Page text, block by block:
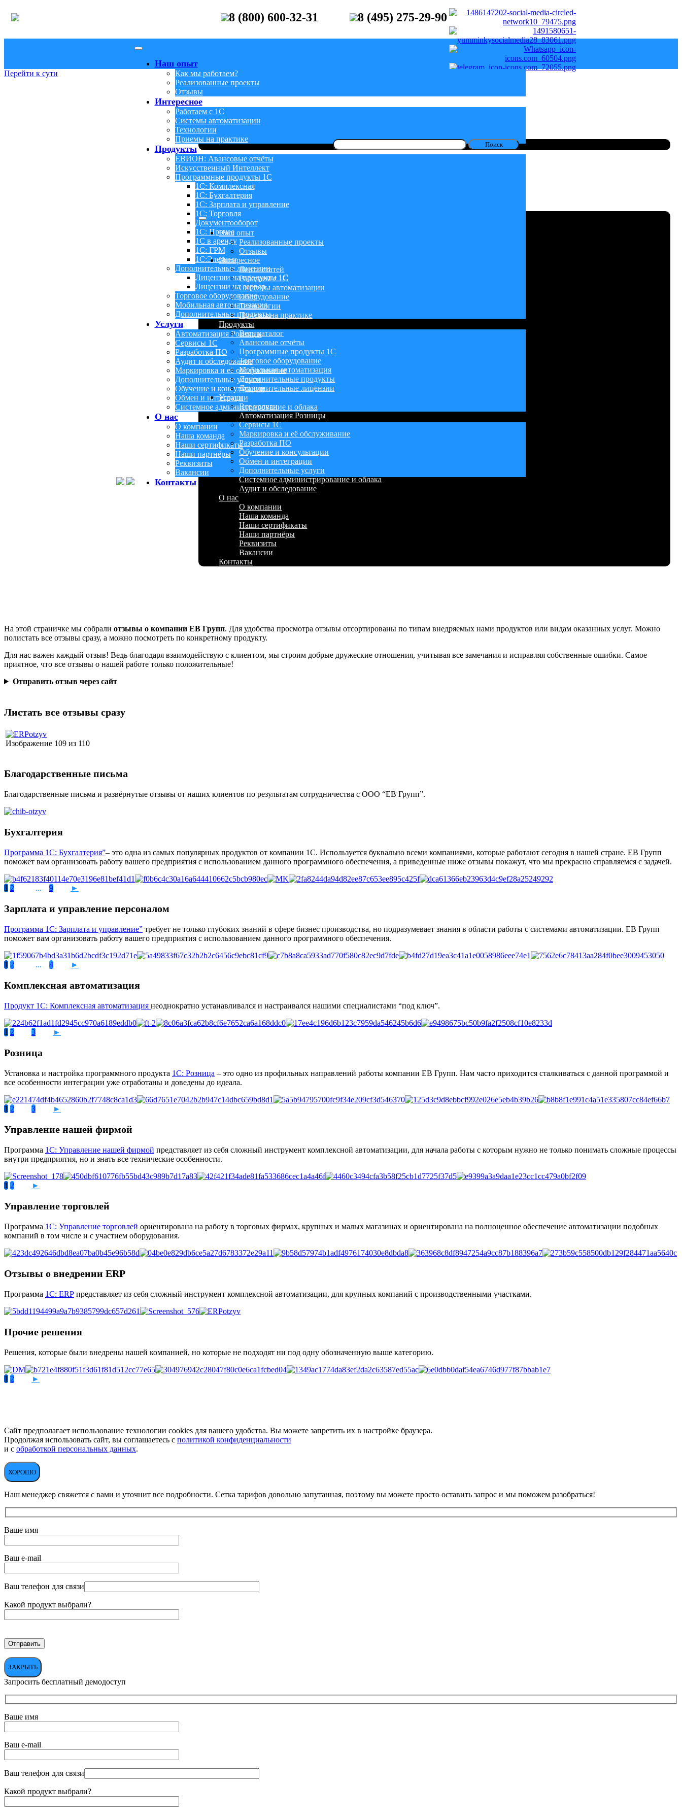
8 (800) 600-32-31 8 (495) 275-29-90
Наш опыт
Как мы работаем?
Реализованные проекты
Отзывы
Интересное
Работаем с 1С
Системы автоматизации
Технологии
Приемы на практике
Продукты
ЕВИОН: Авансовые отчёты
Искусственный Интеллект
Программные продукты 1С
1С: Комплексная
1С: Бухгалтерия
1С: Зарплата и управление
1С: Торговля
Документооборот
1С: Прочее
1С в аренду
1С: ГРМ
1С:Элемент
Дополнительные лицензии
Лицензии на продукты 1С
Лицензии на сервер
Торговое оборудование
Мобильная автоматизация
Дополнительные продукты
Услуги
Автоматизация Розницы
Сервисы 1С
Разработка ПО
Аудит и обследование
Маркировка и её обслуживание
Дополнительные услуги
Обучение и консультации
Обмен и интеграции
Системное администрирование и облака
О нас
О компании
Наша команда
Наши сертификаты
Наши партнёры
Реквизиты
Вакансии
Контакты
Перейти к сути
Найти:
Наш опыт
Реализованные проекты
Отзывы
Интересное
Лента статей
Работаем с 1С
Системы автоматизации
Оборудование
Технологии
Приемы на практике
Продукты
Весь каталог
Авансовые отчёты
Программные продукты 1С
Торговое оборудование
Мобильная автоматизация
Дополнительные продукты
Дополнительные лицензии
Услуги
Все услуги
Автоматизация Розницы
Сервисы 1С
Маркировка и её обслуживание
Разработка ПО
Обучение и консультации
Обмен и интеграции
Дополнительные услуги
Системное администрирование и облака
Аудит и обследование
О нас
О компании
Наша команда
Наши сертификаты
Наши партнёры
Реквизиты
Вакансии
Контакты
На этой страничке мы собрали отзывы о компании ЕВ Групп. Для удобства просмотра отзывы отсортированы по типам внедряемых нами продуктов или видам оказанных услуг. Можно
полистать все отзывы сразу, а можно посмотреть по конкретному продукту.
Для нас важен каждый отзыв! Ведь благодаря взаимодействую с клиентом, мы строим добрые дружеские отношения, учитывая все замечания и исправляя собственные ошибки. Самое
приятное, что все отзывы о нашей работе только положительные!
Отправить отзыв через сайт
Листать все отзывы сразу
Изображение 109 из 110
Благодарственные письма
Благодарственные письма и развёрнутые отзывы от наших клиентов по результатам сотрудничества с ООО “ЕВ Групп”.
Бухгалтерия
Программа 1С: Бухгалтерия”– это одна из самых популярных продуктов от компании 1С. Используется буквально всеми компаниями, которые работают сегодня в нашей стране. ЕВ Групп
поможет вам организовать работу вашего предприятия с использованием данного программного обеспечения, а приведенные ниже отзывы покажут, что мы прекрасно справляемся с задачей.
1 2 ... 9 ►
Зарплата и управление персоналом
Программа 1С: Зарплата и управление” требует не только глубоких знаний в сфере бизнес производства, но подразумевает знания в области работы с системами автоматизации. ЕВ Групп
поможет вам организовать работу вашего предприятия с использованием данного программного обеспечения.
1 2 ... 4 ►
Комплексная автоматизация
Продукт 1С: Комплексная автоматизация неоднократно устанавливался и настраивался нашими специалистами “под ключ”.
1 2 3 ►
Розница
Установка и настройка программного продукта 1С: Розница – это одно из профильных направлений работы компании ЕВ Групп. Нам часто приходится сталкиваться с данной программой и
все особенности интеграции уже отработаны и доведены до идеала.
1 2 3 ►
Управление нашей фирмой
Программа 1С: Управление нашей фирмой представляет из себя сложный инструмент комплексной автоматизации, для начала работы с которым нужно не только понимать сложные процессы
внутри предприятия, но и знать все технические особенности.
1 2 ►
Управление торговлей
Программа 1С: Управление торговлей ориентирована на работу в торговых фирмах, крупных и малых магазинах и ориентирована на полноценное обеспечение автоматизации подобных
компаний в том числе и с участием оборудования.
Отзывы о внедрении ERP
Программа 1С: ERP представляет из себя сложный инструмент комплексной автоматизации, для крупных компаний с производственными участками.
Прочие решения
Решения, которые были внедрены нашей компанией, но которые не подходят ни под одну обозначенную выше категорию.
1 2 ►
Сайт предполагает использование технологии cookies для вашего удобства. Вы можете запретить их в настройке браузера.
Продолжая использовать сайт, вы соглашаетесь с политикой конфиденциальности
и с обработкой персональных данных.
ХОРОШО
Наш менеджер свяжется с вами и уточнит все подробности. Сетка тарифов довольно запутанная, поэтому вы можете просто оставить запрос и мы поможем разобраться!
Ваше имя
Ваш e-mail
Ваш телефон для связи
Какой продукт выбрали?
ЗАКРЫТЬ
Запросить бесплатный демодоступ
Ваше имя
Ваш e-mail
Ваш телефон для связи
Какой продукт выбрали?